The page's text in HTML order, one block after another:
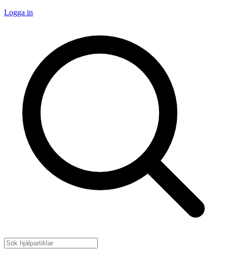
Logga in